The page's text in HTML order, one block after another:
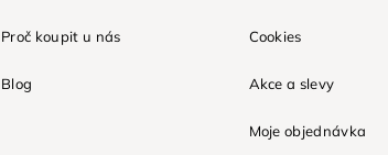
Proč koupit u nás
Blog
Cookies
Akce a slevy
Moje objednávka